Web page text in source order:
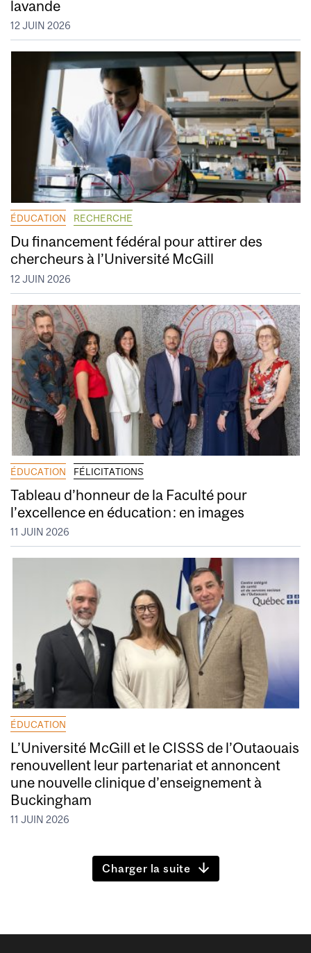
lavande
12 JUIN 2026
ÉDUCATION RECHERCHE
Du financement fédéral pour attirer des
chercheurs à l’Université McGill
12 JUIN 2026
ÉDUCATION FÉLICITATIONS
Tableau d’honneur de la Faculté pour
l’excellence en éducation : en images
11 JUIN 2026
ÉDUCATION
L’Université McGill et le CISSS de l’Outaouais
renouvellent leur partenariat et annoncent
une nouvelle clinique d’enseignement à
Buckingham
11 JUIN 2026
Charger la suite